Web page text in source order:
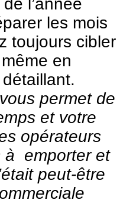
l’année
les mois
toujours cibler
en
permet de
et votre
opérateurs
à emporter et
peut-être